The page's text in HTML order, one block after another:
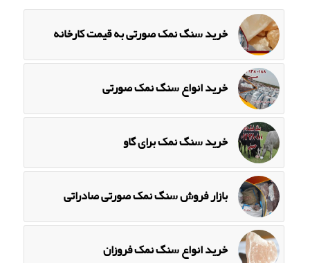
خرید سنگ نمک صورتی به قیمت کارخانه
خرید انواع سنگ نمک صورتی
خرید سنگ نمک برای گاو
بازار فروش سنگ نمک صورتی صادراتی
خرید انواع سنگ نمک فروزان